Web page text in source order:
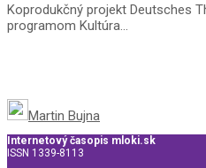
Koprodukčný projekt Deutsches
programom Kultúra...
Martin Bujna
Internetový časopis mloki.sk
ISSN 1339-8113